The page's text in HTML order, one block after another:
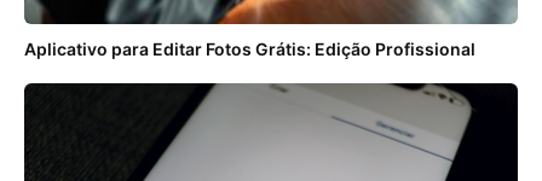
Aplicativo para Editar Fotos Grátis: Edição Profissional